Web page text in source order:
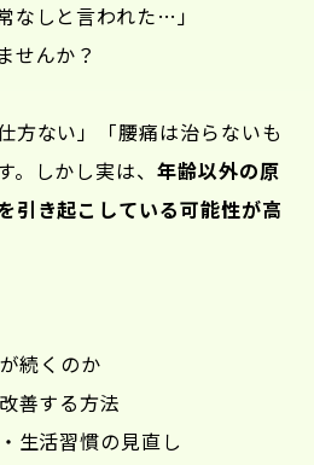
なしと言われた…」
せんか？
方ない」「腰痛は治らないも
。しかし実は、年齢以外の原
引き起こしている可能性が高
続くのか
善する方法
生活習慣の見直し